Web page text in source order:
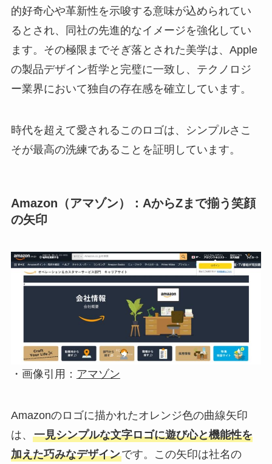
的好奇心や革新性を示唆する意味が込められてい
るとされ、同社の先進的なイメージを強化してい
ます。その極限までそぎ落とされた美学は、Apple
の製品デザイン哲学と完璧に一致し、テクノロジ
ー業界において独自の存在感を確立しています。
時代を超えて愛されるこのロゴは、シンプルさこ
そが最高の洗練であることを証明しています。
Amazon（アマゾン）：AからZまで揃う笑顔
の矢印
・画像引用： アマゾン
Amazonのロゴに描かれたオレンジ色の曲線矢印
は、 一見シンプルな文字ロゴに遊び心と機能性を
加えた巧みなデザインです。この矢印は社名の